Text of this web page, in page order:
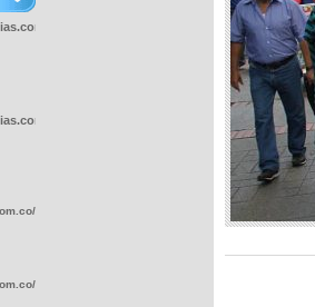
wp-
wp-
wp-
wp-